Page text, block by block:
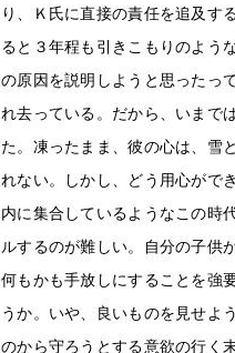
り、Ｋ氏に直接の責任を追及す
ると３年程も引きこもりのよう
の原因を説明しようと思ったっ
れ去っている。だから、いまで
た。凍ったまま、彼の心は、雪
れない。しかし、どう用心がで
内に集合しているようなこの時
ルするのが難しい。自分の子供
何もかも手放しにすることを強
うか。いや、良いものを見せよ
のから守ろうとする意欲の行く